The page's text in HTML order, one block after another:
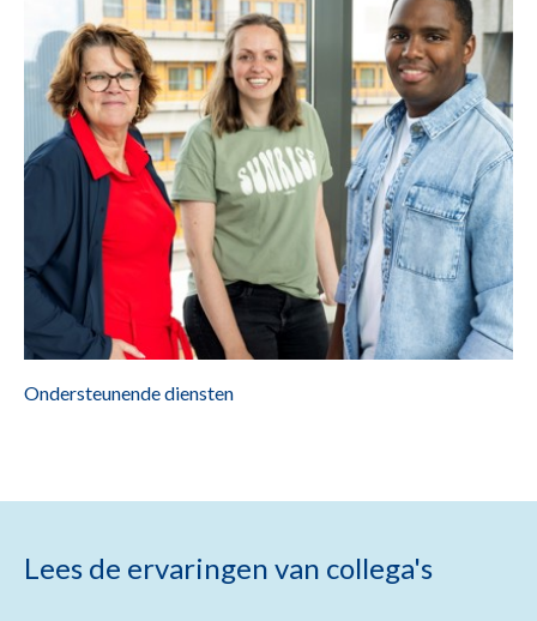
Ondersteunende diensten
Lees de ervaringen van collega's